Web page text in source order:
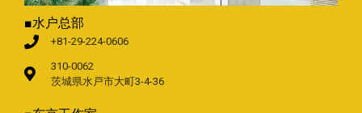
■水户总部
+81-29-224-0606
310-0062
茨城県水戸市大町3-4-36